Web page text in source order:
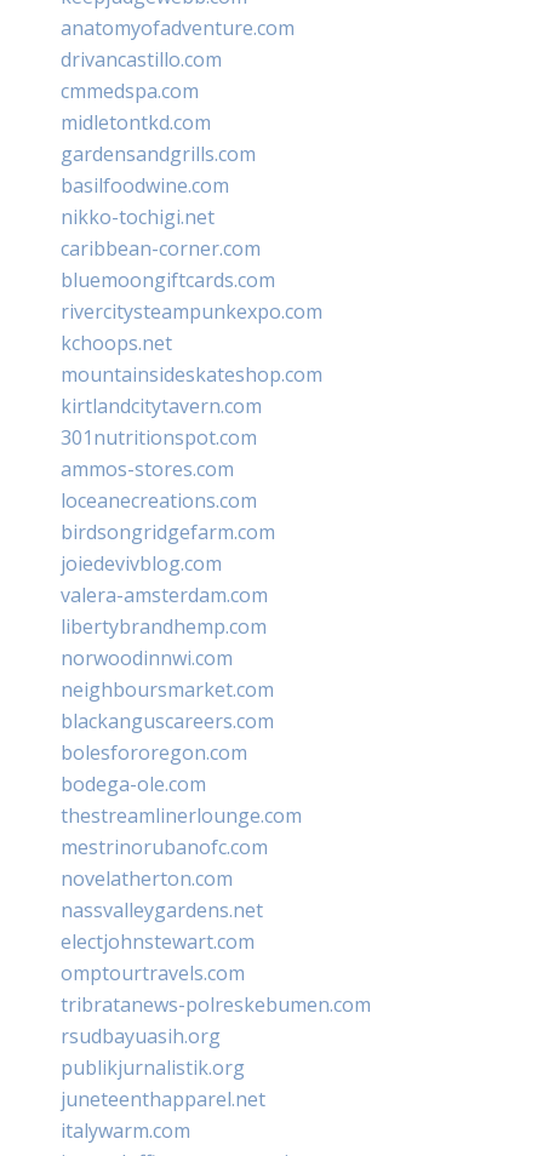
anatomyofadventure.com
drivancastillo.com
cmmedspa.com
midletontkd.com
gardensandgrills.com
basilfoodwine.com
nikko-tochigi.net
caribbean-corner.com
bluemoongiftcards.com
rivercitysteampunkexpo.com
kchoops.net
mountainsideskateshop.com
kirtlandcitytavern.com
301nutritionspot.com
ammos-stores.com
loceanecreations.com
birdsongridgefarm.com
joiedevivblog.com
valera-amsterdam.com
libertybrandhemp.com
norwoodinnwi.com
neighboursmarket.com
blackanguscareers.com
bolesfororegon.com
bodega-ole.com
thestreamlinerlounge.com
mestrinorubanofc.com
novelatherton.com
nassvalleygardens.net
electjohnstewart.com
omptourtravels.com
tribratanews-polreskebumen.com
rsudbayuasih.org
publikjurnalistik.org
juneteenthapparel.net
italywarm.com